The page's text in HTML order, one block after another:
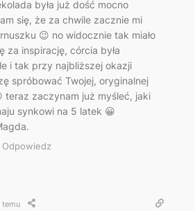
była już dość mocno
się, że za chwile zacznie mi
😉 no widocznie tak miało
za inspirację, córcia była
i tak przy najbliższej okazji
spróbować Twojej, oryginalnej
teraz zaczynam już myśleć, jaki
synkowi na 5 latek 😀
Odpowiedz
temu